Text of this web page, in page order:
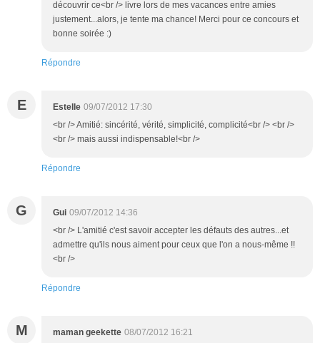
découvrir ce<br /> livre lors de mes vacances entre amies
justement...alors, je tente ma chance! Merci pour ce concours et
bonne soirée :)
Répondre
E Estelle 09/07/2012 17:30
<br /> Amitié: sincérité, vérité, simplicité, complicité<br /> <br />
<br /> mais aussi indispensable!<br />
Répondre
G Gui 09/07/2012 14:36
<br /> L'amitié c'est savoir accepter les défauts des autres...et
admettre qu'ils nous aiment pour ceux que l'on a nous-même !!
<br />
Répondre
M maman geekette 08/07/2012 16:21